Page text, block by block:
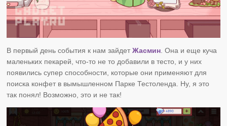
В первый день события к нам зайдетЖасмин . Она и еще куча
маленьких пекарей, что-то не то добавили в тесто, и у них
появились супер способности, которые они применяют для
поиска конфет в вымышленном Парке Тестоленда. Ну, я это
так понял! Возможно, это и не так!